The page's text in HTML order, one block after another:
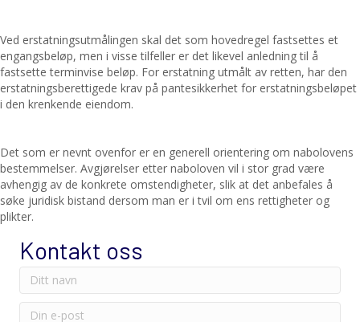
Ved erstatningsutmålingen skal det som hovedregel fastsettes et
engangsbeløp, men i visse tilfeller er det likevel anledning til å
fastsette terminvise beløp. For erstatning utmålt av retten, har den
erstatningsberettigede krav på pantesikkerhet for erstatningsbeløpet
i den krenkende eiendom.
Det som er nevnt ovenfor er en generell orientering om nabolovens
bestemmelser. Avgjørelser etter naboloven vil i stor grad være
avhengig av de konkrete omstendigheter, slik at det anbefales å
søke juridisk bistand dersom man er i tvil om ens rettigheter og
plikter.
Kontakt oss